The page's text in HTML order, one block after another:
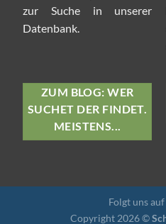
zur Suche in unserer
Datenbank.
ZUM BLOG: WER
SUCHET DER FINDET.
MEISTENS...
Folgt uns
Copyright 2026 ©